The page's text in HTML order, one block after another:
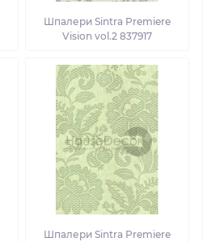
Шпалери Sintra Premiere
Vision vol.2 837917
Шпалери Sintra Premiere